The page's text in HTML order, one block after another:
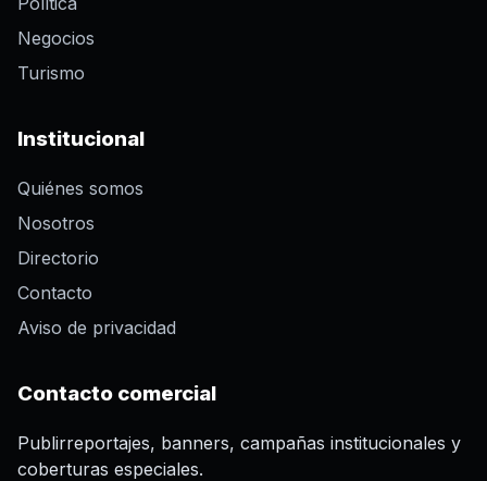
Negocios
Turismo
Institucional
Quiénes somos
Nosotros
Directorio
Contacto
Aviso de privacidad
Contacto comercial
Publirreportajes, banners, campañas institucionales y
coberturas especiales.